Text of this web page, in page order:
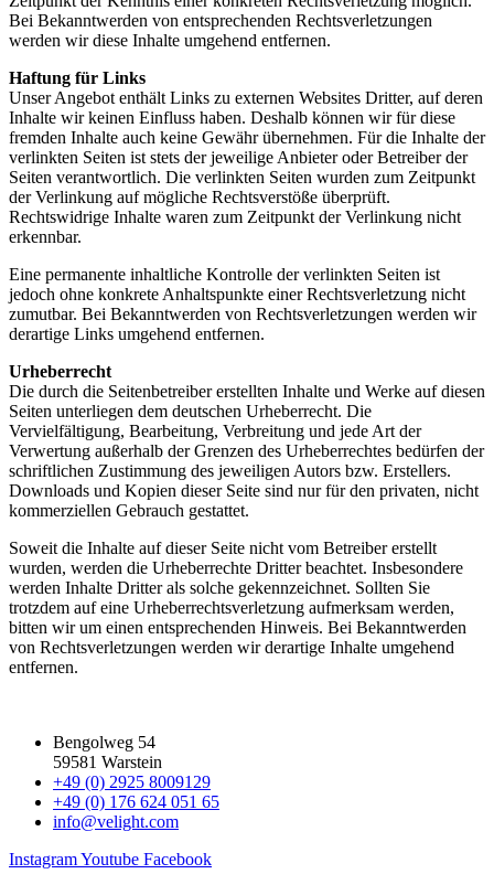
Bei Bekanntwerden von entsprechenden Rechtsverletzungen
werden wir diese Inhalte umgehend entfernen.
Haftung für Links
Unser Angebot enthält Links zu externen Websites Dritter, auf deren
Inhalte wir keinen Einfluss haben. Deshalb können wir für diese
fremden Inhalte auch keine Gewähr übernehmen. Für die Inhalte der
verlinkten Seiten ist stets der jeweilige Anbieter oder Betreiber der
Seiten verantwortlich. Die verlinkten Seiten wurden zum Zeitpunkt
der Verlinkung auf mögliche Rechtsverstöße überprüft.
Rechtswidrige Inhalte waren zum Zeitpunkt der Verlinkung nicht
erkennbar.
Eine permanente inhaltliche Kontrolle der verlinkten Seiten ist
jedoch ohne konkrete Anhaltspunkte einer Rechtsverletzung nicht
zumutbar. Bei Bekanntwerden von Rechtsverletzungen werden wir
derartige Links umgehend entfernen.
Urheberrecht
Die durch die Seitenbetreiber erstellten Inhalte und Werke auf diesen
Seiten unterliegen dem deutschen Urheberrecht. Die
Vervielfältigung, Bearbeitung, Verbreitung und jede Art der
Verwertung außerhalb der Grenzen des Urheberrechtes bedürfen der
schriftlichen Zustimmung des jeweiligen Autors bzw. Erstellers.
Downloads und Kopien dieser Seite sind nur für den privaten, nicht
kommerziellen Gebrauch gestattet.
Soweit die Inhalte auf dieser Seite nicht vom Betreiber erstellt
wurden, werden die Urheberrechte Dritter beachtet. Insbesondere
werden Inhalte Dritter als solche gekennzeichnet. Sollten Sie
trotzdem auf eine Urheberrechtsverletzung aufmerksam werden,
bitten wir um einen entsprechenden Hinweis. Bei Bekanntwerden
von Rechtsverletzungen werden wir derartige Inhalte umgehend
entfernen.
Bengolweg 54
59581 Warstein
+49 (0) 2925 8009129
+49 (0) 176 624 051 65
info@velight.com
InstagramYoutube Facebook